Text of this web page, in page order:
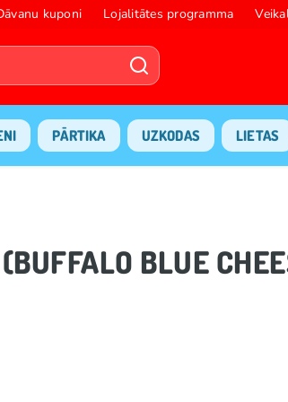
kuponi Lojalitātes programma
PĀRTIKA UZKODAS LIETAS
BLUE